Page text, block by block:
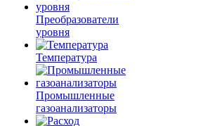
Преобразователи
уровня
Температура
Промышленные
газоанализаторы